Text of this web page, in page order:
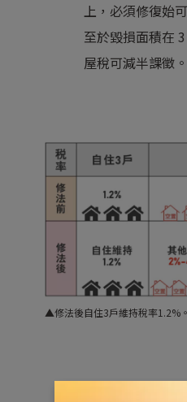
上，必須修復始
至於毀損面積在
屋稅可減半課徵。
▲修法後自住3戶維持稅率1.2%